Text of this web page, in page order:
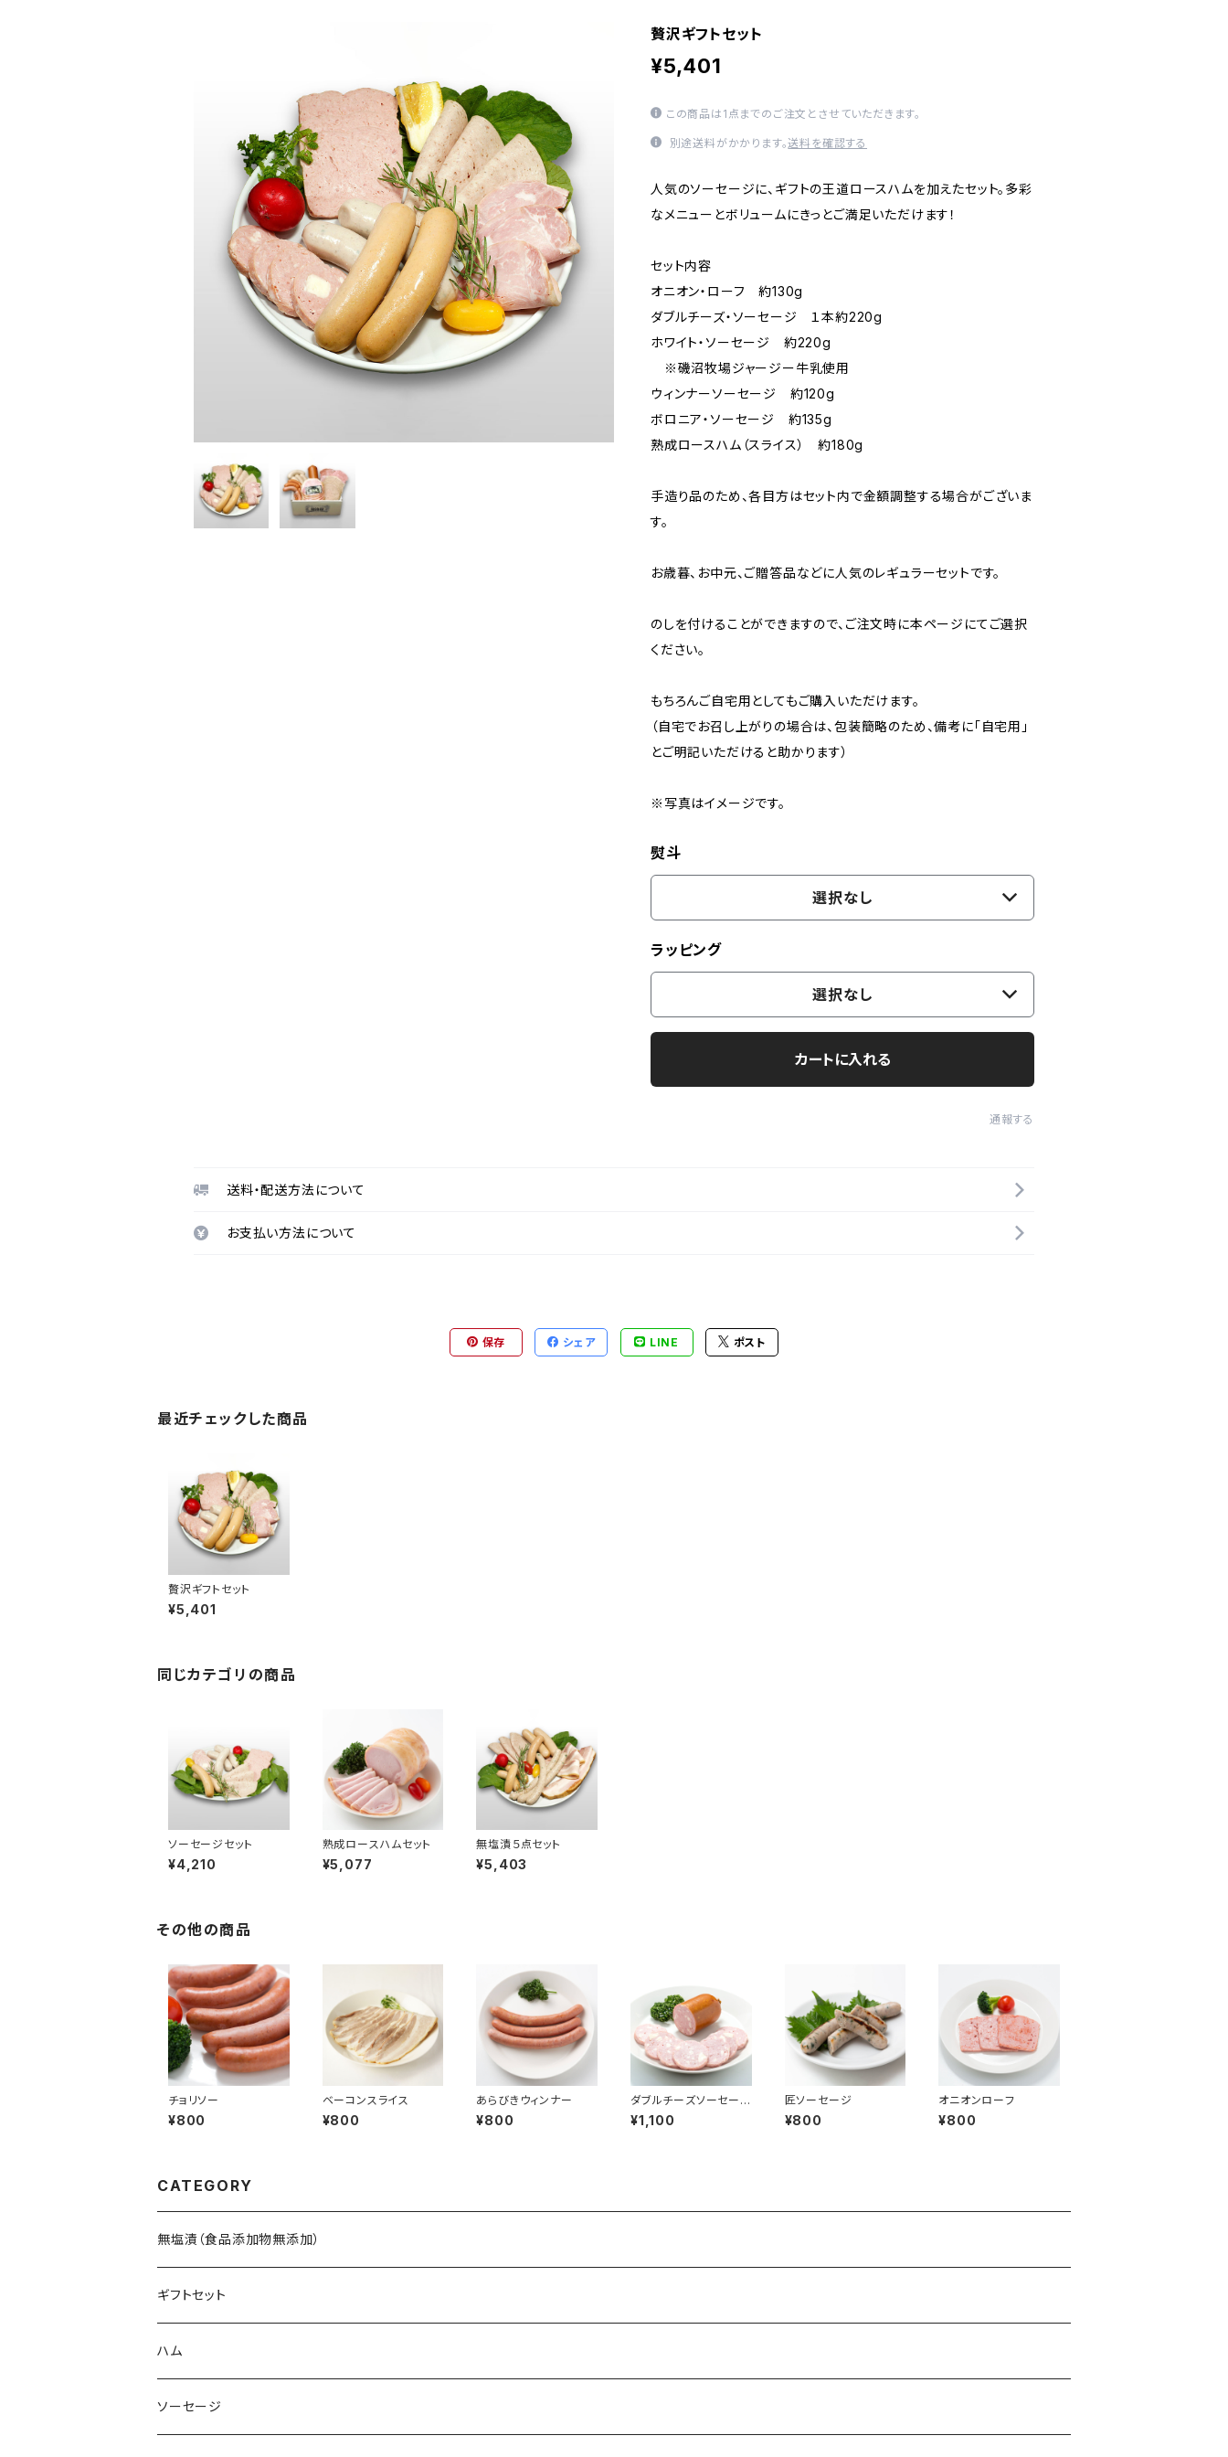
贅沢ギフトセット
¥5,401
この商品は1点までのご注文とさせていただきます。
別途送料がかかります。送料を確認する
人気のソーセージに、ギフトの王道ロースハムを加えたセット。多彩
なメニューとボリュームにきっとご満足いただけます！
セット内容
オニオン・ローフ 約130g
ダブルチーズ・ソーセージ １本約220g
ホワイト・ソーセージ 約220g
※磯沼牧場ジャージー牛乳使用
ウィンナーソーセージ 約120g
ボロニア・ソーセージ 約135g
熟成ロースハム（スライス） 約180g
手造り品のため、各目方はセット内で金額調整する場合がございま
す。
お歳暮、お中元、ご贈答品などに人気のレギュラーセットです。
のしを付けることができますので、ご注文時に本ページにてご選択
ください。
もちろんご自宅用としてもご購入いただけます。
（自宅でお召し上がりの場合は、包装簡略のため、備考に「自宅用」
とご明記いただけると助かります）
※写真はイメージです。
熨斗
選択なし
ラッピング
選択なし
カートに入れる
通報する
送料・配送方法について
お支払い方法について
保存 シェア LINE ポスト
最近チェックした商品
贅沢ギフトセット
¥5,401
同じカテゴリの商品
ソーセージセット
¥4,210
熟成ロースハムセット
¥5,077
無塩漬５点セット
¥5,403
その他の商品
チョリソー
¥800
ベーコンスライス
¥800
あらびきウィンナー
¥800
ダブルチーズソーセー
ジ
¥1,100
匠ソーセージ
¥800
オニオンローフ
¥800
CATEGORY
無塩漬（食品添加物無添加）
ギフトセット
ハム
ソーセージ